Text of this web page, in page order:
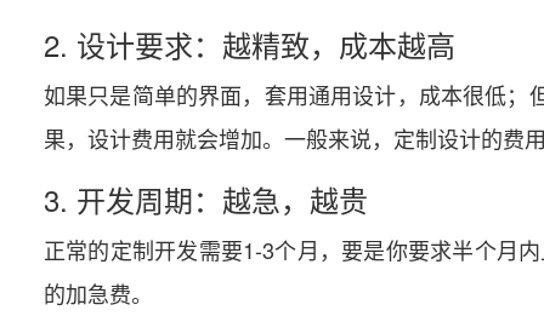
2. 设计要求：越精致，成本越高
如果只是简单的界面，套用通用设计，成本很低
果，设计费用就会增加。一般来说，定制设计的费
3. 开发周期：越急，越贵
正常的定制开发需要1-3个月，要是你要求半个月
的加急费。